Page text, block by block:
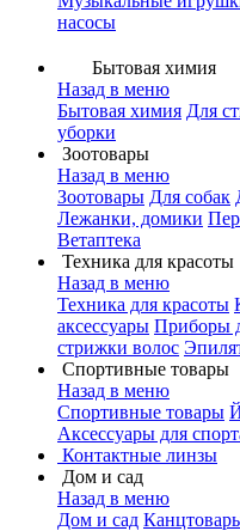
насосы
Бытовая химия
Назад в меню
Бытовая химия Для
уборки
Зоотовары
Назад в меню
Зоотовары Для собак
Лежанки, домики
Ветаптека
Техника для красоты
Назад в меню
Техника для красоты
аксессуары Приборы
стрижки волос
Спортивные товары
Назад в меню
Спортивные товары
Аксессуары для
Контактные линзы
Дом и сад
Назад в меню
Дом и сад